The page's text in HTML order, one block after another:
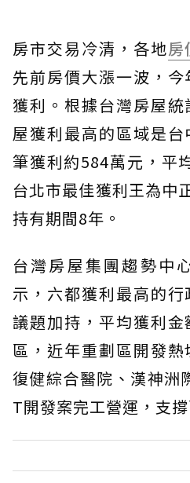
房市交易冷清，各地房
先前房價大漲一波，
獲利。根據台灣房屋
屋獲利最高的區域是
筆獲利約584萬元，平
台北市最佳獲利王為中
持有期間8年。
台灣房屋集團趨勢中
示，六都獲利最高的
議題加持，平均獲利
區，近年重劃區開發
復健綜合醫院、漢神洲
T開發案完工營運，支